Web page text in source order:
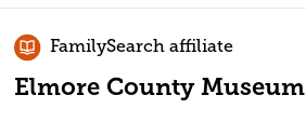
FamilySearch affiliate
Elmore County Museum